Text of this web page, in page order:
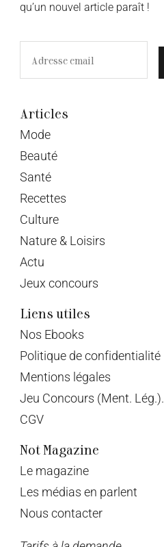
qu’un nouvel article paraît !
Articles
Mode
Beauté
Santé
Recettes
Culture
Nature & Loisirs
Actu
Jeux concours
Liens utiles
Nos Ebooks
Politique de confidentialité
Mentions légales
Jeu Concours (Ment. Lég.).
CGV
Not Magazine
Le magazine
Les médias en parlent
Nous contacter